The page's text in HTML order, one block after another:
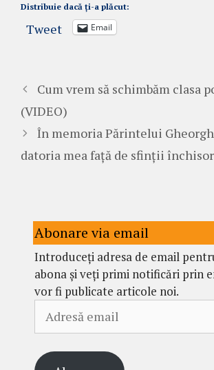
Distribuie dacă ți-a plăcut:
Tweet Email
Cum vrem să schimbăm clasa
(VIDEO)
În memoria Părintelui
datoria mea față de sfinții
Abonare via email
Introduceți adresa de email
abona și veți primi notificări prin
vor fi publicate articole noi.
email